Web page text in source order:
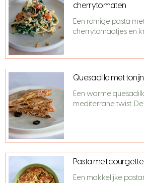
cherrytomaten
Een romige pasta
cherrytomaatjes en
Quesadilla met
Een warme
mediterrane twist.
Pasta met
Een makkelijke